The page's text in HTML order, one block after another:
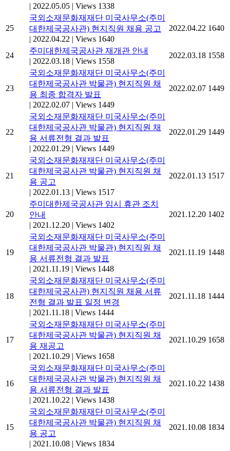
| 2022.05.05 | Views 1338
25
국외소재문화재재단 미국사무소(주미
대한제국공사관) 현지직원 채용 공고
| 2022.04.22 | Views 1640
2022.04.22 1640
24
주미대한제국공사관 재개관 안내
| 2022.03.18 | Views 1558
2022.03.18 1558
23
국외소재문화재재단 미국사무소(주미
대한제국공사관 박물관) 현지직원 채
용 최종 합격자 발표
| 2022.02.07 | Views 1449
2022.02.07 1449
22
국외소재문화재재단 미국사무소(주미
대한제국공사관 박물관) 현지직원 채
용 서류전형 결과 발표
| 2022.01.29 | Views 1449
2022.01.29 1449
21
국외소재문화재재단 미국사무소(주미
대한제국공사관 박물관) 현지직원 채
용 공고
| 2022.01.13 | Views 1517
2022.01.13 1517
20
주미대한제국공사관 임시 휴관 조치
안내
| 2021.12.20 | Views 1402
2021.12.20 1402
19
국외소재문화재재단 미국사무소(주미
대한제국공사관 박물관) 현지직원 채
용 서류전형 결과 발표
| 2021.11.19 | Views 1448
2021.11.19 1448
18
국외소재문화재재단 미국사무소(주미
대한제국공사관) 현지직원 채용 서류
전형 결과 발표 일정 변경
| 2021.11.18 | Views 1444
2021.11.18 1444
17
국외소재문화재재단 미국사무소(주미
대한제국공사관 박물관) 현지직원 채
용 재공고
| 2021.10.29 | Views 1658
2021.10.29 1658
16
국외소재문화재재단 미국사무소(주미
대한제국공사관 박물관) 현지직원 채
용 서류전형 결과 발표
| 2021.10.22 | Views 1438
2021.10.22 1438
15
국외소재문화재재단 미국사무소(주미
대한제국공사관 박물관) 현지직원 채
용 공고
| 2021.10.08 | Views 1834
2021.10.08 1834